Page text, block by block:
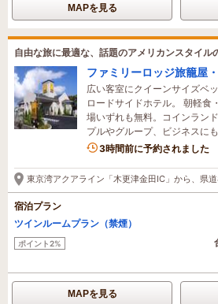
MAPを見る
自由な旅に最適な、話題のアメリカンスタイル
ファミリーロッジ旅籠屋
広い客室にクイーンサイズベ
ロードサイドホテル。 朝軽食
場いずれも無料。コインラン
プルやグループ、ビジネスにも
1名がこの宿を見ています
3時間前に予約されました
東京湾アクアライン「木更津金田IC」から、県
宿泊プラン
ツインルームプラン（禁煙）
ポイント2%
MAPを見る